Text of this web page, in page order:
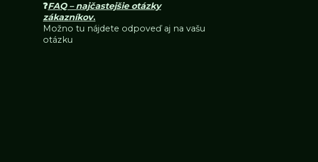
❓FAQ – najčastejšie otázky
zákazníkov.
Možno tu nájdete odpoveď aj na vašu
otázku